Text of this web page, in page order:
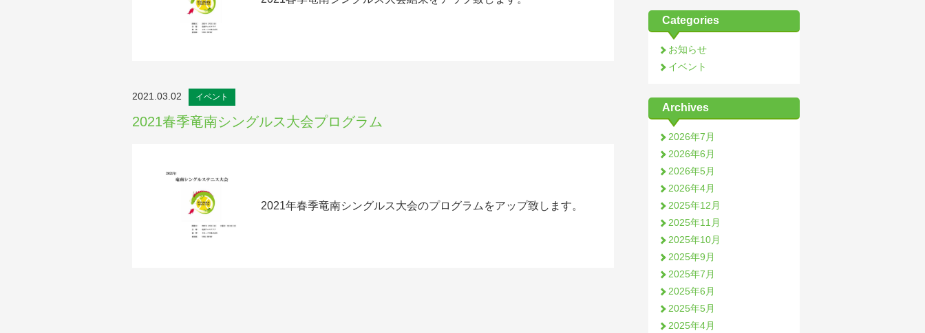
2021.03.02 イベント
2021春季竜南シングルス大会プログラム
2021年春季竜南シングルス大会のプログラムをアップ致します。
Categories
お知らせ
イベント
Archives
2026年7月
2026年6月
2026年5月
2026年4月
2025年12月
2025年11月
2025年10月
2025年9月
2025年7月
2025年6月
2025年5月
2025年4月